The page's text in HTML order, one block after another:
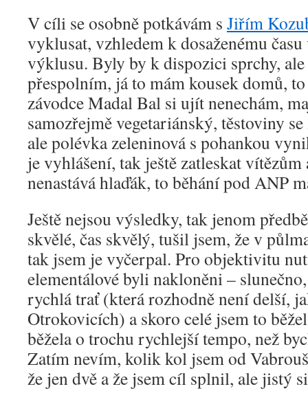
V cíli se osobně potkávám s Jiřím
vyklusat, vzhledem k dosaženému
výklusu. Byly by k dispozici sprchy, ale
přespolním, já to mám kousek domů,
závodce Madal Bal si ujít nenechám,
samozřejmě vegetariánský, těstoviny
ale polévka zeleninová s pohankou
je vyhlášení, tak ještě zatleskat
nenastává hlaďák, to běhání pod ANP
Ještě nejsou výsledky, tak jenom
skvělé, čas skvělý, tušil jsem, že v
tak jsem je vyčerpal. Pro objektivitu
elementálové byli nakloněni –
rychlá trať (která rozhodně není delší,
Otrokovicích) a skoro celé jsem to
běžela o trochu rychlejší tempo, než
Zatím nevím, kolik kol jsem od
že jen dvě a že jsem cíl splnil, ale jistý